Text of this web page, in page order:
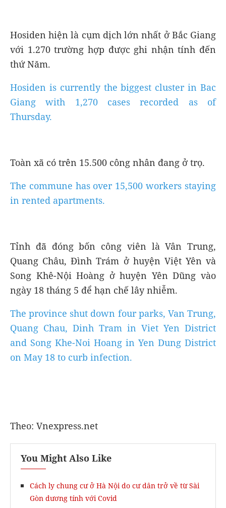
Hosiden hiện là cụm dịch lớn nhất ở Bắc Giang
với 1.270 trường hợp được ghi nhận tính đến
thứ Năm.
Hosiden is currently the biggest cluster in Bac
Giang with 1,270 cases recorded as of
Thursday.
Toàn xã có trên 15.500 công nhân đang ở trọ.
The commune has over 15,500 workers staying
in rented apartments.
Tỉnh đã đóng bốn công viên là Vân Trung,
Quang Châu, Đình Trám ở huyện Việt Yên và
Song Khê-Nội Hoàng ở huyện Yên Dũng vào
ngày 18 tháng 5 để hạn chế lây nhiễm.
The province shut down four parks, Van Trung,
Quang Chau, Dinh Tram in Viet Yen District
and Song Khe-Noi Hoang in Yen Dung District
on May 18 to curb infection.
Theo: Vnexpress.net
You Might Also Like
Cách ly chung cư ở Hà Nội do cư dân trở về từ Sài
Gòn dương tính với Covid